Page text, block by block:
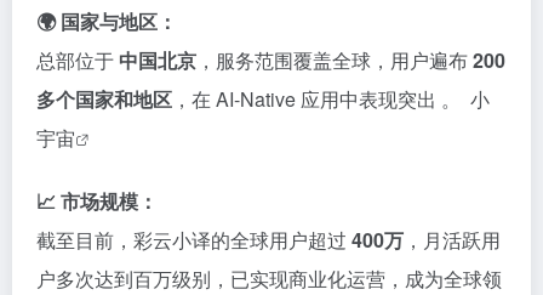
🌍 国家与地区：
总部位于 中国北京 ，服务范围覆盖全球，用户遍布200
多个国家和地区 ，在 AI-Native 应用中表现突出 。​
小
宇宙
📈 市场规模：
截至目前，彩云小译的全球用户超过 400万 ，月活跃用
户多次达到百万级别，已实现商业化运营，成为全球领